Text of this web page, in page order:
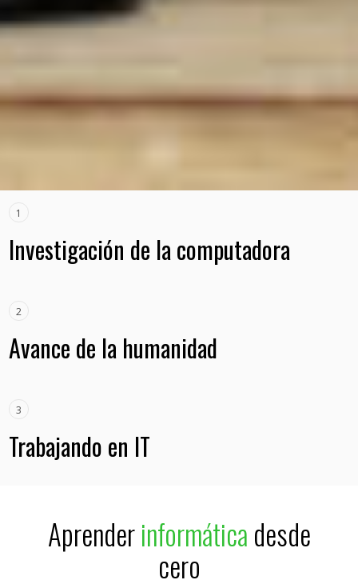
1
Investigación de la computadora
2
Avance de la humanidad
3
Trabajando en IT
Aprenderinformáticadesde
cero